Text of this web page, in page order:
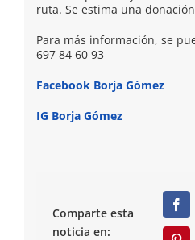
ruta. Se estima una
Para más información, se
697 84 60 93
Facebook Borja Gómez
IG Borja Gómez
Comparte esta
noticia en: